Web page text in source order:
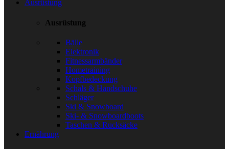
Ausrüstung
Ausrüstung
Bälle
Elektronik
Fitnessarmbänder
Hometraining
Kopfbedeckung
Schals & Handschuhe
Schläger
Ski & Snowboard
Ski- & Snowboardboots
Taschen & Rucksäcke
Ernährung